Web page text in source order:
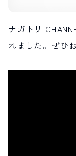
白馬村の季節
FURUSATO TAX
ふるさと納税
ナガトリ
れました。ぜひ